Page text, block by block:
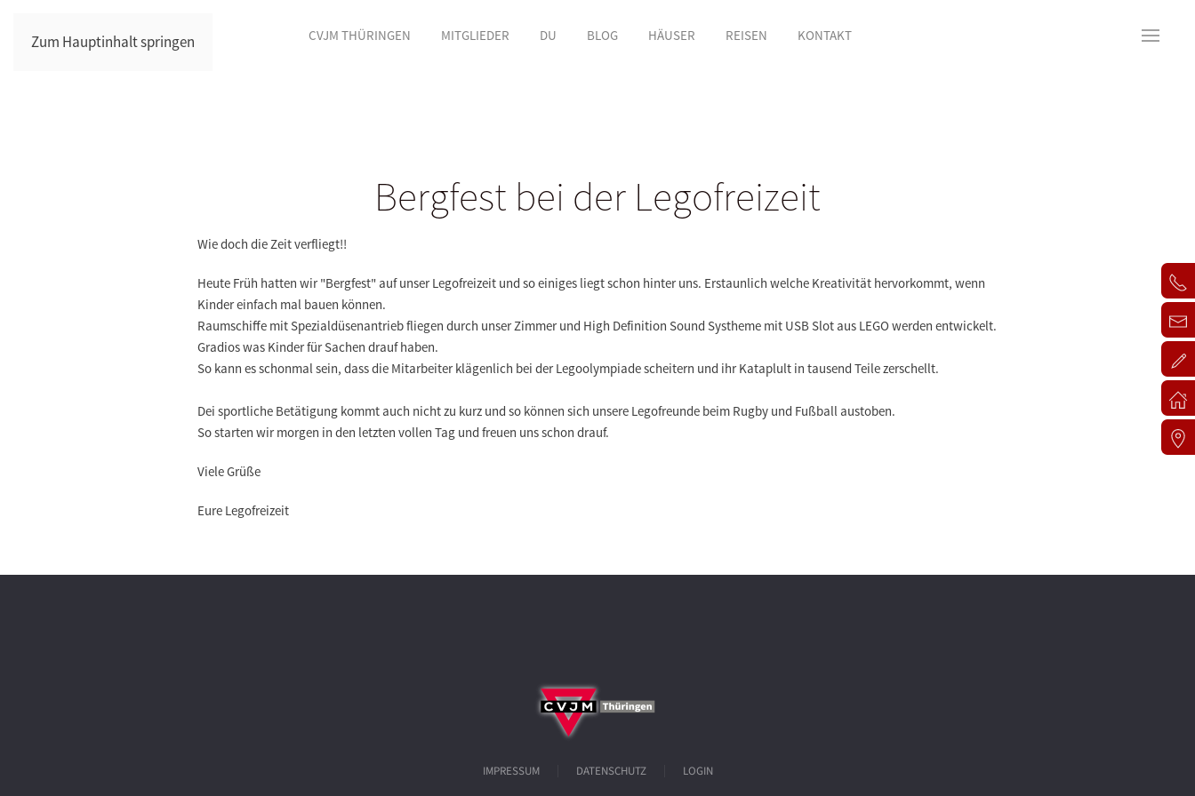
Zum Hauptinhalt springen CVJM THÜRINGEN MITGLIEDER DU BLOG HÄUSER REISEN KONTAKT
Bergfest bei der Legofreizeit
Wie doch die Zeit verfliegt!!
Heute Früh hatten wir "Bergfest" auf unser Legofreizeit und so einiges liegt schon hinter uns. Erstaunlich welche Kreativität hervorkommt, wenn
Kinder einfach mal bauen können.
Raumschiffe mit Spezialdüsenantrieb fliegen durch unser Zimmer und High Definition Sound Systheme mit USB Slot aus LEGO werden entwickelt.
Gradios was Kinder für Sachen drauf haben.
So kann es schonmal sein, dass die Mitarbeiter klägenlich bei der Legoolympiade scheitern und ihr Kataplult in tausend Teile zerschellt.
Dei sportliche Betätigung kommt auch nicht zu kurz und so können sich unsere Legofreunde beim Rugby und Fußball austoben.
So starten wir morgen in den letzten vollen Tag und freuen uns schon drauf.
Viele Grüße
Eure Legofreizeit
IMPRESSUM DATENSCHUTZ LOGIN